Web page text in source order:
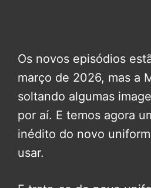
Os novos episódios
março de 2026, mas a
soltando algumas
por aí. E temos agora
inédito do novo
usar.